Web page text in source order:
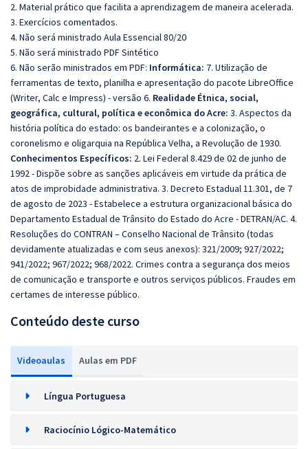
2. Material prático que facilita a aprendizagem de maneira acelerada.
3. Exercícios comentados.
4. Não será ministrado Aula Essencial 80/20
5. Não será ministrado PDF Sintético
6. Não serão ministrados em PDF: Informática: 7. Utilização de
ferramentas de texto, planilha e apresentação do pacote LibreOffice
(Writer, Calc e Impress) - versão 6. Realidade Étnica, social,
geográfica, cultural, política e econômica do Acre: 3. Aspectos da
história política do estado: os bandeirantes e a colonização, o
coronelismo e oligarquia na República Velha, a Revolução de 1930.
Conhecimentos Específicos: 2. Lei Federal 8.429 de 02 de junho de
1992 - Dispõe sobre as sanções aplicáveis em virtude da prática de
atos de improbidade administrativa. 3. Decreto Estadual 11.301, de 7
de agosto de 2023 - Estabelece a estrutura organizacional básica do
Departamento Estadual de Trânsito do Estado do Acre - DETRAN/AC. 4.
Resoluções do CONTRAN – Conselho Nacional de Trânsito (todas
devidamente atualizadas e com seus anexos): 321/2009; 927/2022;
941/2022; 967/2022; 968/2022. Crimes contra a segurança dos meios
de comunicação e transporte e outros serviços públicos. Fraudes em
certames de interesse público.
Conteúdo deste curso
Videoaulas Aulas em PDF
Língua Portuguesa
Raciocínio Lógico-Matemático